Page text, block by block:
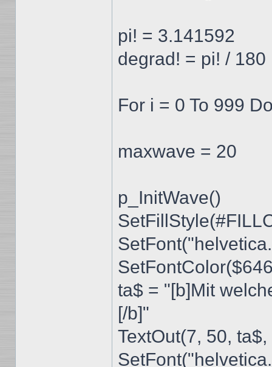
pi! = 3.141592
degrad! = pi! / 180
For i = 0 To 999
maxwave = 20
p_InitWave()
ta$ = "[b]Mit
[/b]"
TextOut(7, 50,